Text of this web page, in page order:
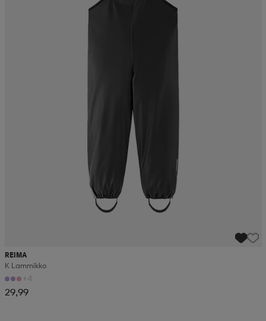
REIMA
K Lammikko
+4
29,99